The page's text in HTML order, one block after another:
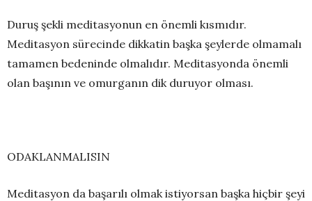
Duruş şekli meditasyonun en önemli kısmıdır.
Meditasyon sürecinde dikkatin başka şeylerde olmamalı
tamamen bedeninde olmalıdır. Meditasyonda önemli
olan başının ve omurganın dik duruyor olması.
ODAKLANMALISIN
Meditasyon da başarılı olmak istiyorsan başka hiçbir şeyi